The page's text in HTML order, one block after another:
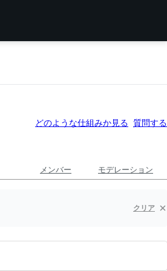
どのような仕組みか見る 質問する
メンバー モデレーション
クリア